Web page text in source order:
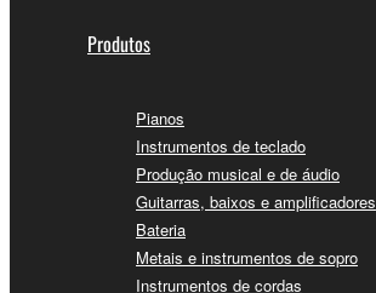
Produtos
Pianos
Instrumentos de teclado
Produção musical e de áudio
Guitarras, baixos e amplificadores
Bateria
Metais e instrumentos de sopro
Instrumentos de cordas